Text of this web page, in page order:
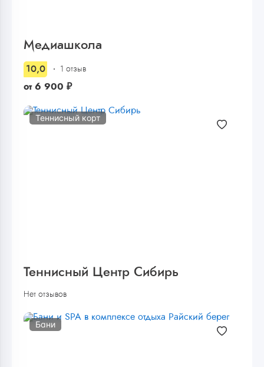
Медиашкола
10,0 1 отзыв
от 6 900 ₽
Теннисный корт
Теннисный Центр Сибирь
Нет отзывов
Бани